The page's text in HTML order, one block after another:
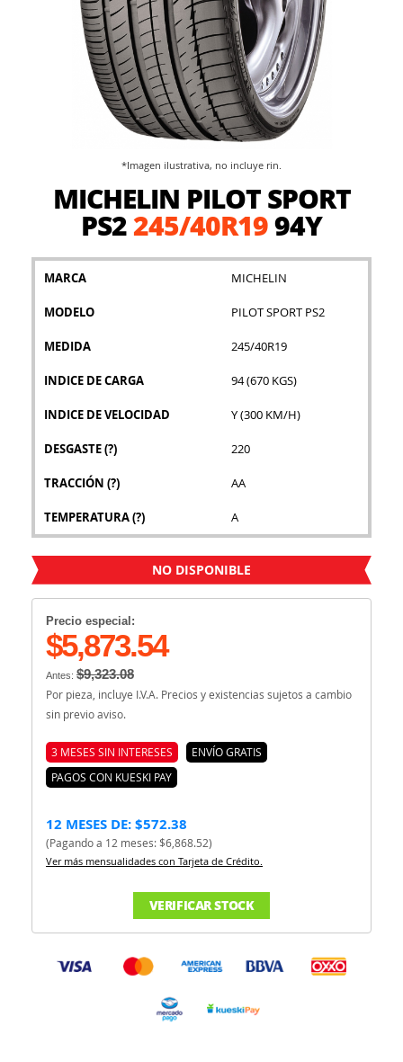
MICHELIN PILOT SPORT
PS2245/40R1994Y
MARCA MICHELIN
MODELO PILOT SPORT PS2
MEDIDA 245/40R19
INDICE DE CARGA 94 (670 KGS)
INDICE DE VELOCIDAD Y (300 KM/H)
DESGASTE(?) 220
TRACCIÓN (?) AA
TEMPERATURA(?) A
NO DISPONIBLE
Precio especial:
$5,873.54
Antes: $9,323.08
Por pieza, incluye I.V.A. Precios y existencias sujetos a cambio
sin previo aviso.
3 MESES SIN INTERESES
ENVÍO GRATIS
PAGOS CON KUESKI PAY
12 MESES DE: $572.38
(Pagando a 12 meses: $6,868.52)
Ver más mensualidades con Tarjeta de Crédito.
VERIFICAR STOCK
*Imagen ilustrativa, no incluye rin.
galería
imágenes